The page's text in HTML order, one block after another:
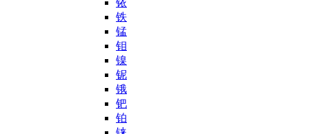
铱
铁
锰
钼
镍
铌
锇
钯
铂